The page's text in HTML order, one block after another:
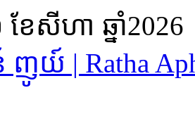
ខែសីហា ឆ្នាំ2026
ន៍ ញូយ៍ | Ratha